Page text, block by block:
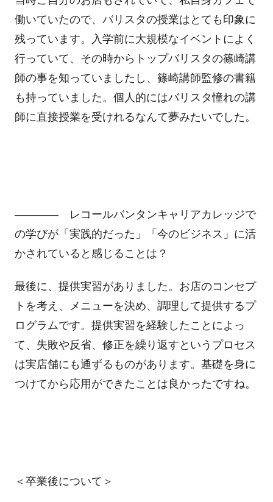
働いていたので、バリスタの授業はとても印象に
残っています。入学前に大規模なイベントによく
行っていて、その時からトップバリスタの篠崎講
師の事を知っていましたし、篠崎講師監修の書籍
も持っていました。個人的にはバリスタ憧れの講
師に直接授業を受けれるなんて夢みたいでした。
―――― レコールバンタンキャリアカレッジで
の学びが「実践的だった」「今のビジネス」に活
かされていると感じることは？
最後に、提供実習がありました。お店のコンセプ
トを考え、メニューを決め、調理して提供するプ
ログラムです。提供実習を経験したことによっ
て、失敗や反省、修正を繰り返すというプロセス
は実店舗にも通ずるものがあります。基礎を身に
つけてから応用ができたことは良かったですね。
＜卒業後について＞